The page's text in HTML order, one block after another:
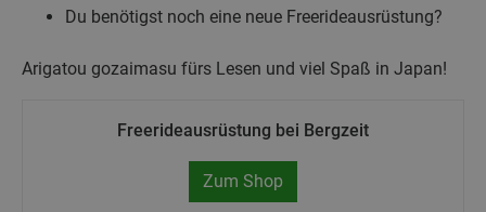
Du benötigst noch eine neue Freerideausrüstung?
Arigatou gozaimasu fürs Lesen und viel Spaß in Japan!
Freerideausrüstung bei Bergzeit
Zum Shop